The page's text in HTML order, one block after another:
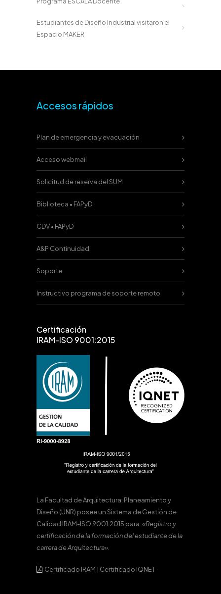
Estudiantes de Diseño Industrial visitaron el
Espacio MAKER
Accesos rápidos
Plan de emergencia y evacuación
Acceso webmail
Solicitud de reserva del SUM
Biblioteca • FAPyD
CDV • FAPyD
A&P Continuidad
Soporte
Instructivo programa de soporte remoto
Certificación
IRAM-ISO 9001:2015
La Facultad de Arquitectura, Planeamiento y
Diseño (UNR) posee un Sistema de Gestión de
Calidad IRAM-ISO 9001:2015 para:«Registro y
certificación de la formación del estudiante de la
carrera de Arquitectura».
Certificado IRAM | Certificado IQNET